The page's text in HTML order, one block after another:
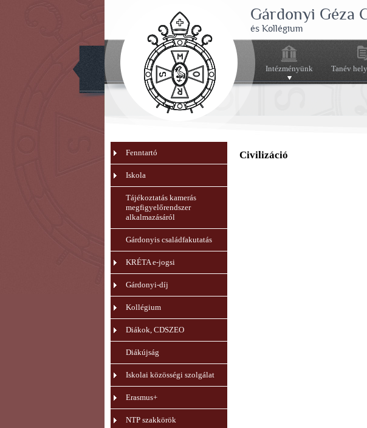
Gárdonyi Géza
és Kollégium
Intézményünk Tanév
Fenntartó
Iskola
Tájékoztatás kamerás
megfigyelőrendszer
alkalmazásáról
Gárdonyis családfakutatás
KRÉTA e-jogsi
Gárdonyi-díj
Kollégium
Diákok, CDSZEO
Diákújság
Iskolai közösségi szolgálat
Erasmus+
NTP szakkörök
Civilizáció